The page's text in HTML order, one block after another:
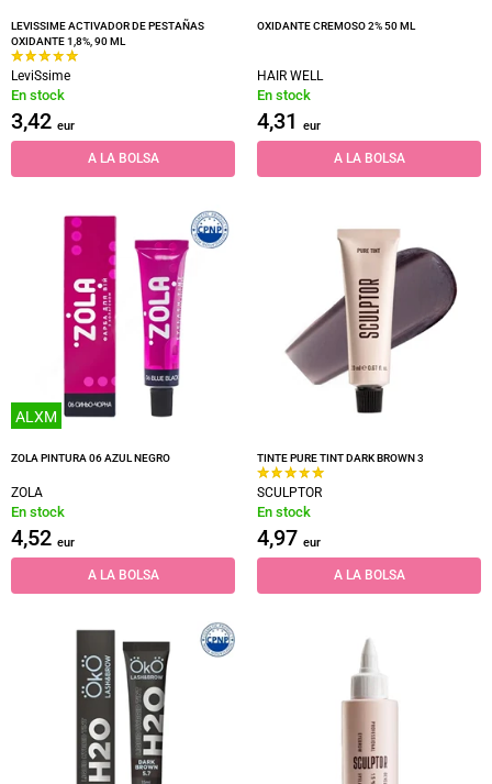
LEVISSIME ACTIVADOR DE PESTAÑAS
OXIDANTE 1,8%, 90 ML
LeviSsime
En stock
3,42 eur
A LA BOLSA
OXIDANTE CREMOSO 2% 50 ML
HAIR WELL
En stock
4,31 eur
A LA BOLSA
ALXM
ZOLA PINTURA 06 AZUL NEGRO
ZOLA
En stock
4,52 eur
A LA BOLSA
TINTE PURE TINT DARK BROWN 3
SCULPTOR
En stock
4,97 eur
A LA BOLSA